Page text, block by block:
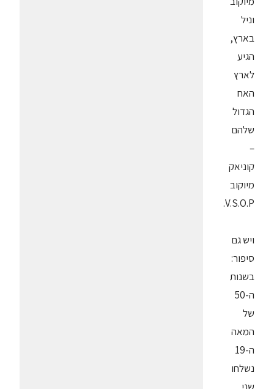
וניל
בארץ,
הגיע
לארץ
האח
הגדול
שלהם
–
קוניאק
מיוקוב
V.S.O.P.
ויש גם
סיפור:
בשנות
ה-50
של
המאה
ה-19
נשלחו